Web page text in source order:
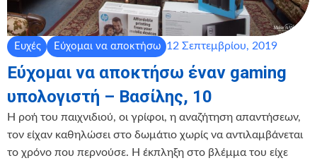
Ευχές Εύχομαι να αποκτήσω 12 Σεπτεμβρίου, 2019
Εύχομαι να αποκτήσω έναν gaming
υπολογιστή – Βασίλης, 10
Η ροή του παιχνιδιού, οι γρίφοι, η αναζήτηση απαντήσεων,
τον είχαν καθηλώσει στο δωμάτιο χωρίς να αντιλαμβάνεται
το χρόνο που περνούσε. Η έκπληξη στο βλέμμα του είχε